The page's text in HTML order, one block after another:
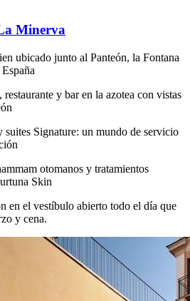
Minerva
ubicado junto al Panteón, la Fontana
y bar en la azotea con vistas
suites Signature: un mundo de servicio
otomanos y tratamientos
Skin
en el vestíbulo abierto todo el día que
y cena.